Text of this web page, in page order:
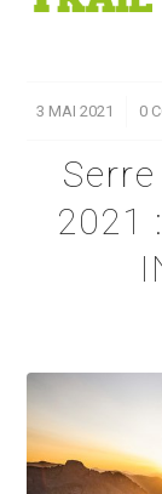
3 MAI 2021
/ 0
2021